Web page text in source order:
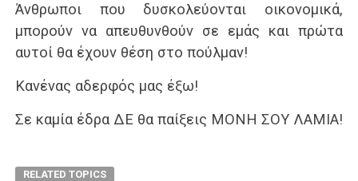
Άνθρωποι που δυσκολεύονται οικονομικά,
μπορούν να απευθυνθούν σε εμάς και πρώτα
αυτοί θα έχουν θέση στο πούλμαν!
Κανένας αδερφός μας έξω!
Σε καμία έδρα ΔΕ θα παίξεις ΜΟΝΗ ΣΟΥ ΛΑΜΙΑ!
RELATED TOPICS